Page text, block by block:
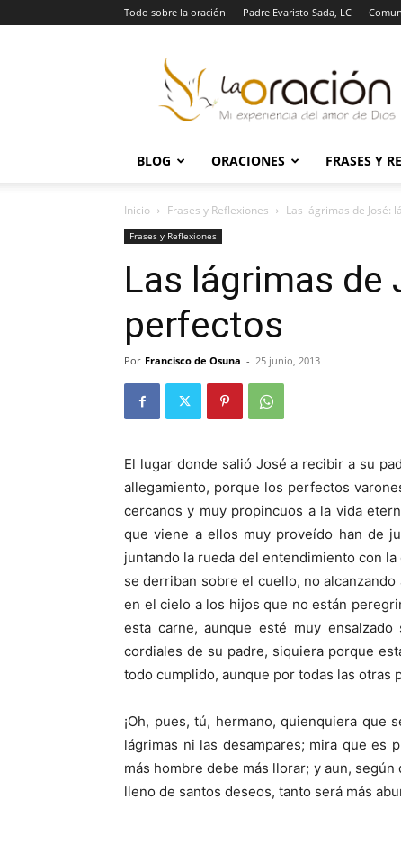
Todo sobre la oración Padre Evaristo Sada, LC
Oración
BLOG ORACIONES FRASES Y
Inicio Frases y Reflexiones Las lágrimas de José:
Frases y Reflexiones
Las lágrimas de
perfectos
Por Francisco de Osuna - 25 junio, 2013
El lugar donde salió José a recibir a su
allegamiento, porque los perfectos
cercanos y muy propincuos a la vida
que viene a ellos muy proveído han de
juntando la rueda del entendimiento con
se derriban sobre el cuello, no
en el cielo a los hijos que no están
esta carne, aunque esté muy
cordiales de su padre, siquiera porque
todo cumplido, aunque por todas las otras
¡Oh, pues, tú, hermano, quienquiera que
lágrimas ni las desampares; mira que es
más hombre debe más llorar; y aun,
lleno de santos deseos, tanto será más